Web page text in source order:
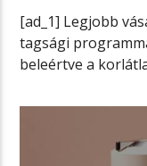
[ad_1] Legjobb
tagsági
beleértve a